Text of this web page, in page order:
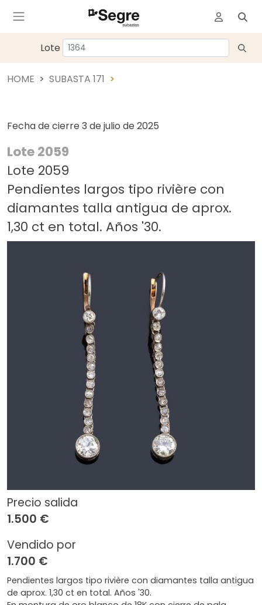
Lote
HOME SUBASTA 171
Fecha de cierre 3 de julio de 2025
Lote 2059
Lote 2059
Pendientes largos tipo rivière con
diamantes talla antigua de aprox.
1,30 ct en total. Años '30.
Precio salida
1.500 €
Vendido por
1.700 €
Pendientes largos tipo rivière con diamantes talla antigua
de aprox. 1,30 ct en total. Años '30.